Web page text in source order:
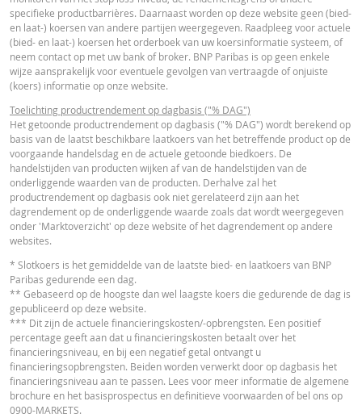
WAARDEN
WAARDEN
Referentiekoers 61,270
-
Financieringsniveau
38,0966
-
Stop loss-niveau
Hefboom
2,65
Waarde belegging
(EUR)
20,11 -
Turbo (EUR) 20,11
Disclaimer
actuele of toekomstige handelskoersen weer. De calculator gaat uit van een
gelijkblijvend financieringskostenpercentage terwijl dit percentage in
werkelijkheid doorlopend kan veranderen. De rendementen van producten
een onderliggende waarde die niet in euro noteert, kunnen worden
door wisselkoerseffecten. De calculator houdt geen rekening met het
tussen bied- en laatprijzen (de spread), eventuele dividenden of
dividendbelasting. De invloed van het periodiek doorrollen van futures
in de calculator buiten beschouwing gelaten. Ook door afrondingen kunnen
getoonde waarden afwijken van de ontwikkelingen van waarden in de
werkelijkheid.
Essentiële
Beleggersinformatiedocument (NL)
PDF
OVERIGE WETTELIJKE DOCUMENTEN
Notices URL
FINANCIEEL OVERZICHT
Financial Information
Cost Report
RECENTE KOERSINFORMATIE
specifieke productbarrières. Daarnaast worden op deze website geen (bied-
en laat-) koersen van andere partijen weergegeven. Raadpleeg voor actuele
(bied- en laat-) koersen het orderboek van uw koersinformatie systeem, of
neem contact op met uw bank of broker. BNP Paribas is op geen enkele
wijze aansprakelijk voor eventuele gevolgen van vertraagde of onjuiste
(koers) informatie op onze website.
Toelichting productrendement op dagbasis ("% DAG")
Het getoonde productrendement op dagbasis ("% DAG") wordt berekend op
basis van de laatst beschikbare laatkoers van het betreffende product op de
voorgaande handelsdag en de actuele getoonde biedkoers. De
handelstijden van producten wijken af van de handelstijden van de
onderliggende waarden van de producten. Derhalve zal het
productrendement op dagbasis ook niet gerelateerd zijn aan het
dagrendement op de onderliggende waarde zoals dat wordt weergegeven
onder 'Marktoverzicht' op deze website of het dagrendement op andere
websites.
* Slotkoers is het gemiddelde van de laatste bied- en laatkoers van BNP
Paribas gedurende een dag.
** Gebaseerd op de hoogste dan wel laagste koers die gedurende de dag is
gepubliceerd op deze website.
*** Dit zijn de actuele financieringskosten/-opbrengsten. Een positief
percentage geeft aan dat u financieringskosten betaalt over het
financieringsniveau, en bij een negatief getal ontvangt u
financieringsopbrengsten. Beiden worden verwerkt door op dagbasis het
financieringsniveau aan te passen. Lees voor meer informatie de algemene
brochure en het basisprospectus en definitieve voorwaarden of bel ons op
0900-MARKETS.